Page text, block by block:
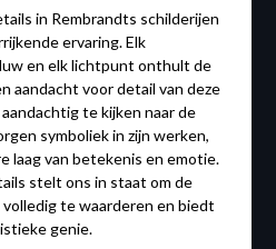
in Rembrandts schilderijen
ervaring. Elk
en elk lichtpunt onthult de
aandacht voor detail van deze
te kijken naar de
symboliek in zijn werken,
laag van betekenis en emotie.
stelt ons in staat om de
te waarderen en biedt
genie.